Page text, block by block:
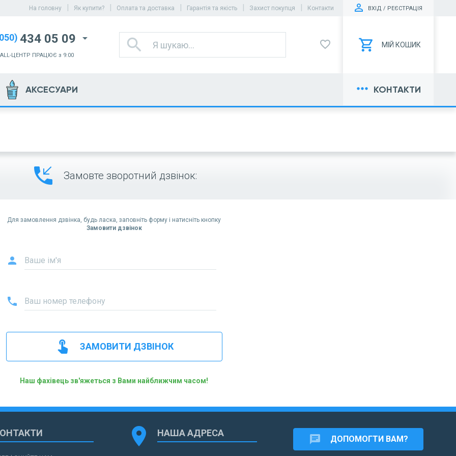
434 05 09 arrow_drop_down
ЦЕНТР ПРАЦЮЄ з 9:00
search favorite_border
ВХІД / РЕЄСТРАЦІЯ
МІЙ КОШИК
На головну | Як купити? | Оплата та доставка | Гарантія та якість | Захист покупця | Контакти
АКСЕСУАРИ more_horiz КОНТАКТИ
phone_callback Замовте зворотний дзвінок:
Для замовлення дзвінка, будь ласка, заповніть форму і натисніть кнопку
Замовити дзвінок
person Ваше ім'я
phone Ваш номер телефону
touch_app ЗАМОВИТИ ДЗВІНОК
Наш фахівець зв'яжеться з Вами найближчим часом!
location_on НАША АДРЕСА
chat ДОПОМОГТИ ВАМ?